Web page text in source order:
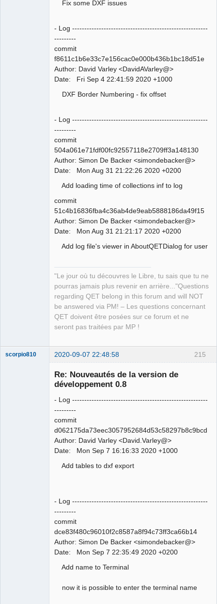
Fix some DXF issues
- Log --------------------------------------------------------
---------
commit
f8611c1b6e33c7e156cac0e000b436b1bc18d51e
Author: David Varley <DavidAVarley@>
Date: Fri Sep 4 22:41:59 2020 +1000
DXF Border Numbering - fix offset
- Log --------------------------------------------------------
---------
commit
504a061e71fdf00fc92557118e2709ff3a148130
Author: Simon De Backer <simondebacker@>
Date: Mon Aug 31 21:22:26 2020 +0200
Add loading time of collections inf to log
commit
51c4b16836fba4c36ab4de9eab5888186da49f15
Author: Simon De Backer <simondebacker@>
Date: Mon Aug 31 21:21:17 2020 +0200
Add log file's viewer in AboutQETDialog for user
"Le jour où tu découvres le Libre, tu sais que tu ne
pourras jamais plus revenir en arrière..."Questions
regarding QET belong in this forum and will NOT
be answered via PM! – Les questions concernant
QET doivent être posées sur ce forum et ne
seront pas traitées par MP !
215
scorpio810 2020-09-07 22:48:58
Re: Nouveautés de la version de
développement 0.8
- Log --------------------------------------------------------
---------
commit
d062175da73eec3057952684d53c58297b8c9bcd
Author: David Varley <David.Varley@>
Date: Mon Sep 7 16:16:33 2020 +1000
Add tables to dxf export
- Log --------------------------------------------------------
---------
commit
dce83f480c96010f2c8587a8f94c73ff3ca66b14
Author: Simon De Backer <simondebacker@>
Date: Mon Sep 7 22:35:49 2020 +0200
Add name to Terminal
now it is possible to enter the terminal name